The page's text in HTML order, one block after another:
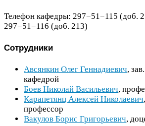
Телефон кафедры: 297−51−115 (доб.
297−51−116 (доб. 213)
Сотрудники
Авсянкин Олег Геннадиевич, зав.
кафедрой
Боев Николай Васильевич,
Карапетянц Алексей Николаевич,
профессор
Вакулов Борис Григорьевич,